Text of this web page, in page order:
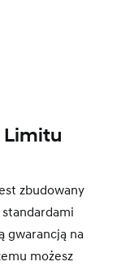
Limitu
zbudowany
gwarancją na
możesz